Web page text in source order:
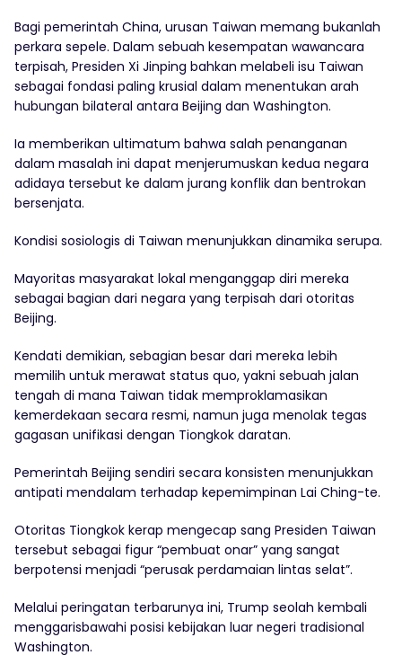
Bagi pemerintah China, urusan Taiwan memang bukanlah
perkara sepele. Dalam sebuah kesempatan wawancara
terpisah, Presiden Xi Jinping bahkan melabeli isu Taiwan
sebagai fondasi paling krusial dalam menentukan arah
hubungan bilateral antara Beijing dan Washington.
Ia memberikan ultimatum bahwa salah penanganan
dalam masalah ini dapat menjerumuskan kedua negara
adidaya tersebut ke dalam jurang konflik dan bentrokan
bersenjata.
Kondisi sosiologis di Taiwan menunjukkan dinamika serupa.
Mayoritas masyarakat lokal menganggap diri mereka
sebagai bagian dari negara yang terpisah dari otoritas
Beijing.
Kendati demikian, sebagian besar dari mereka lebih
memilih untuk merawat status quo, yakni sebuah jalan
tengah di mana Taiwan tidak memproklamasikan
kemerdekaan secara resmi, namun juga menolak tegas
gagasan unifikasi dengan Tiongkok daratan.
Pemerintah Beijing sendiri secara konsisten menunjukkan
antipati mendalam terhadap kepemimpinan Lai Ching-te.
Otoritas Tiongkok kerap mengecap sang Presiden Taiwan
tersebut sebagai figur “pembuat onar” yang sangat
berpotensi menjadi “perusak perdamaian lintas selat”.
Melalui peringatan terbarunya ini, Trump seolah kembali
menggarisbawahi posisi kebijakan luar negeri tradisional
Washington.